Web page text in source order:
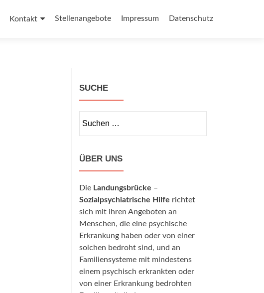
Kontakt Stellenangebote Impressum Datenschutz
SUCHE
nach:
ÜBER UNS
Die Landungsbrücke –
Sozialpsychiatrische Hilfe richtet
sich mit ihren Angeboten an
Menschen, die eine psychische
Erkrankung haben oder von einer
solchen bedroht sind, und an
Familiensysteme mit mindestens
einem psychisch erkrankten oder
von einer Erkrankung bedrohten